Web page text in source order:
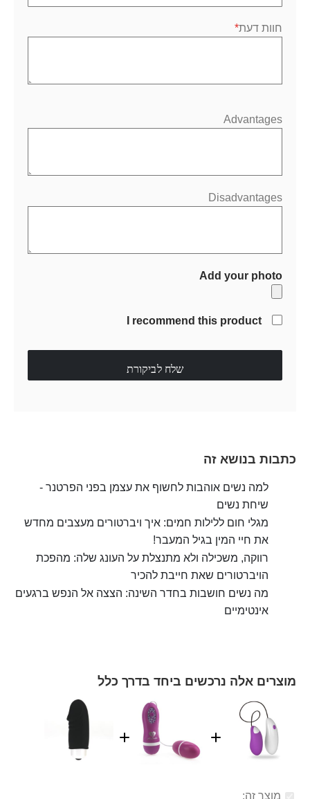
חוות דעת
Advantages
Disadvantages
Add your photo
I recommend this product
שלח לביקורת
כתבות בנושא זה
למה נשים אוהבות לחשוף את עצמן בפני הפרטנר -
שיחת נשים
מגלי חום ללילות חמים: איך ויברטורים מעצבים מחדש
את חיי המין בגיל המעבר!
רווקה, משכילה ולא מתנצלת על העונג שלה: מהפכת
הויברטורים שאת חייבת להכיר
מה נשים חושבות בחדר השינה: הצצה אל הנפש ברגעים
אינטימיים
מוצרים אלה נרכשים ביחד בדרך כלל
מוצר זה: